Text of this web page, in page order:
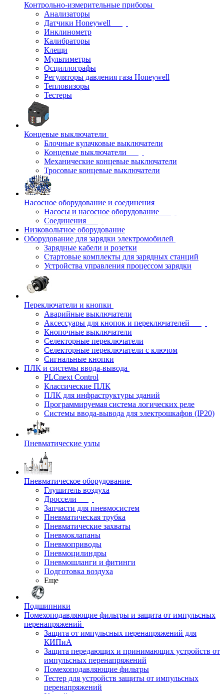
Контрольно-измерительные приборы
Анализаторы
Датчики Honeywell
Инклинометр
Калибраторы
Клещи
Мультиметры
Осциллографы
Регуляторы давления газа Honeywell
Тепловизоры
Тестеры
Концевые выключатели
Блочные кулачковые выключатели
Концевые выключатели
Механические концевые выключатели
Тросовые концевые выключатели
Насосное оборудование и соединения
Насосы и насосное оборудование
Соединения
Низковольтное оборудование
Оборудование для зарядки электромобилей
Зарядные кабели и розетки
Стартовые комплекты для зарядных станций
Устройства управления процессом зарядки
Переключатели и кнопки
Аварийные выключатели
Аксессуары для кнопок и переключателей
Кнопочные выключатели
Селекторные переключатели
Селекторные переключатели с ключом
Сигнальные кнопки
ПЛК и системы ввода-вывода
PLCnext Control
Классические ПЛК
ПЛК для инфраструктуры зданий
Программируемая система логических реле
Системы ввода-вывода для электрошкафов (IP20)
Пневматические узлы
Пневматическое оборудование
Глушитель воздуха
Дроссели
Запчасти для пневмосистем
Пневматическая трубка
Пневматические захваты
Пневмоклапаны
Пневмоприводы
Пневмоцилиндры
Пневмошланги и фитинги
Подготовка воздуха
Еще
Подшипники
Помехоподавляющие фильтры и защита от импульсных
перенапряжений
Защита от импульсных перенапряжений для
КИПиА
Защита передающих и принимающих устройств от
импульсных перенапряжений
Помехоподавляющие фильтры
Тестер для устройств защиты от импульсных
перенапряжений